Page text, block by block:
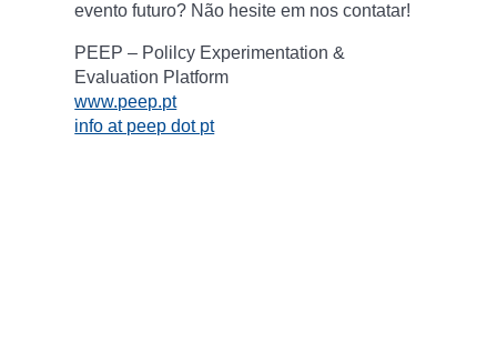
evento futuro? Não hesite em nos contatar!
PEEP – Polilcy Experimentation &
Evaluation Platform
www.peep.pt
info at peep dot pt